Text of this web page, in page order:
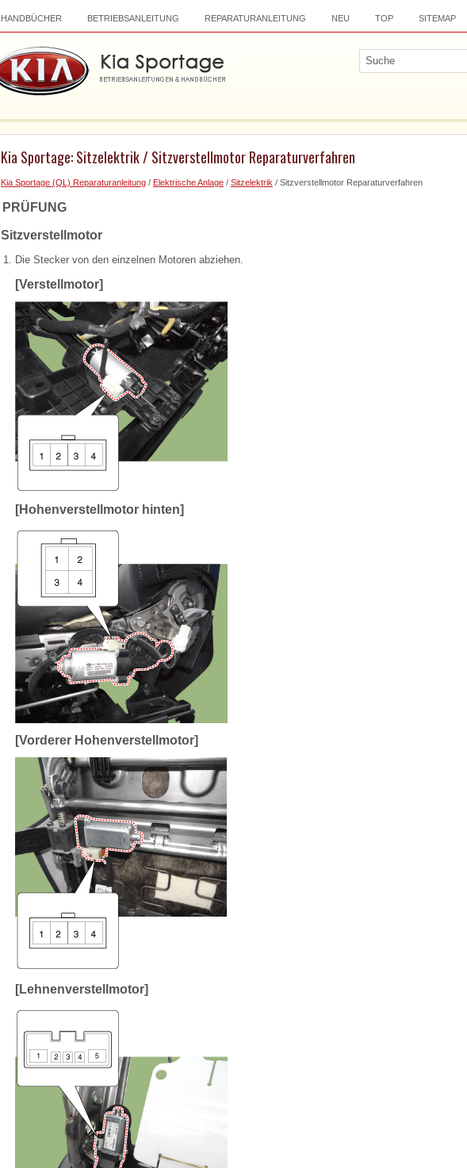
HANDBÜCHER BETRIEBSANLEITUNG REPARATURANLEITUNG NEU TOP SITEMAP
Kia Sportage: Sitzelektrik / Sitzverstellmotor Reparaturverfahren
Kia Sportage (QL) Reparaturanleitung / Elektrische Anlage / Sitzelektrik / Sitzverstellmotor Reparaturverfahren
PRÜFUNG
Sitzverstellmotor
1. Die Stecker von den einzelnen Motoren abziehen.
[Verstellmotor]
[Hohenverstellmotor hinten]
[Vorderer Hohenverstellmotor]
[Lehnenverstellmotor]